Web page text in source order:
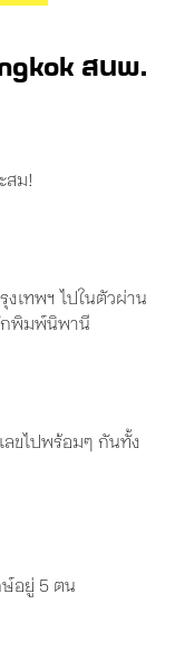
สนพ.
สม!
เทพฯ ไปในตัวผ่าน
กพิมพ์นิพานี
ขไปพร้อมๆ กันทั้ง
อยู่ 5 ตน